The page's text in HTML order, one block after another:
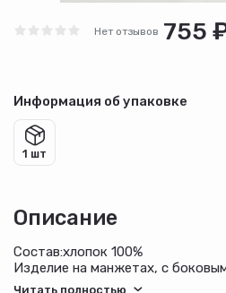
Нет отзывов 755
Информация об упаковке
1 шт
Описание
Состав:хлопок 100%
Изделие на манжетах, с
резинке с завязками.